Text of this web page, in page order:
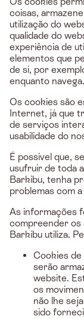
coisas,
utilização do
qualidade do
experiência de
elementos que
de si, por
enquanto navega.
Os cookies são
Internet, já que
de serviços
usabilidade do
É possível que,
usufruir de toda
Barkibu, tenha
problemas com
As informações
compreender os
Barkibu utiliza.
Cookies
serão
website.
os
não lhe
sido